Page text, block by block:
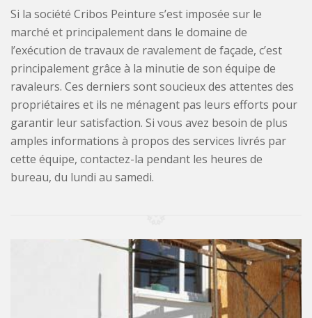
Si la société Cribos Peinture s’est imposée sur le
marché et principalement dans le domaine de
l’exécution de travaux de ravalement de façade, c’est
principalement grâce à la minutie de son équipe de
ravaleurs. Ces derniers sont soucieux des attentes des
propriétaires et ils ne ménagent pas leurs efforts pour
garantir leur satisfaction. Si vous avez besoin de plus
amples informations à propos des services livrés par
cette équipe, contactez-la pendant les heures de
bureau, du lundi au samedi.